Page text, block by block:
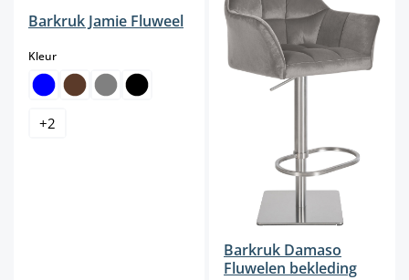
Barkruk Jamie Fluweel
Kleurselect
+2
Barkruk Damaso
Fluwelen bekleding